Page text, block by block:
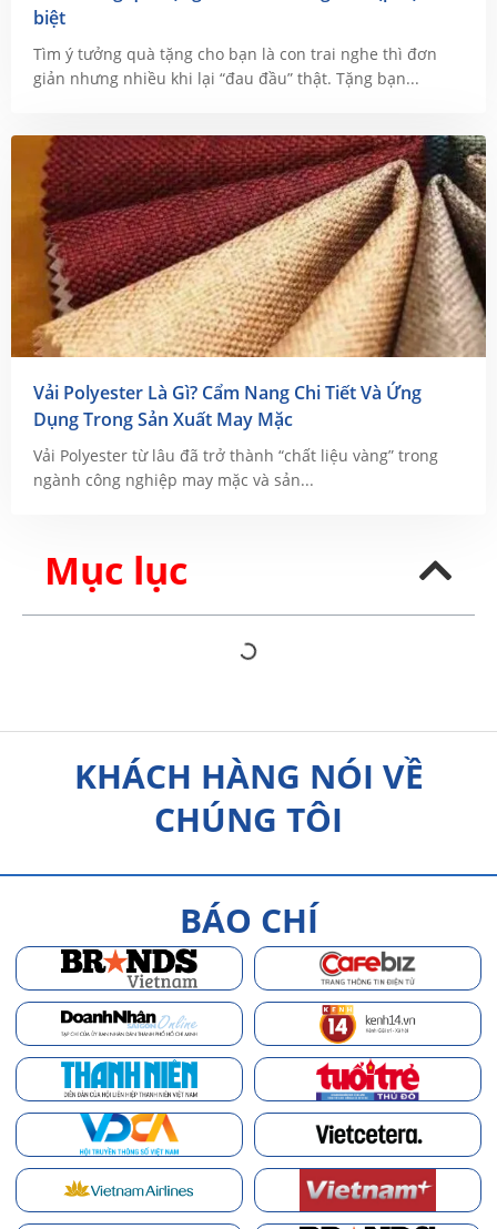
biệt
Tìm ý tưởng quà tặng cho bạn là con trai nghe thì đơn
giản nhưng nhiều khi lại “đau đầu” thật. Tặng bạn...
Vải Polyester Là Gì? Cẩm Nang Chi Tiết Và Ứng
Dụng Trong Sản Xuất May Mặc
Vải Polyester từ lâu đã trở thành “chất liệu vàng” trong
ngành công nghiệp may mặc và sản...
Mục lục
KHÁCH HÀNG NÓI VỀ
CHÚNG TÔI
BÁO CHÍ